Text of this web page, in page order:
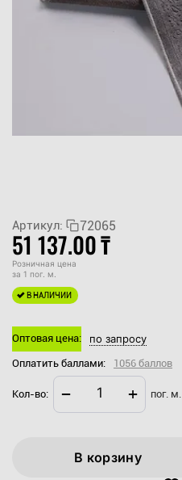
Артикул: 72065
51 137.00₸
Розничная цена
за 1 пог. м.
В НАЛИЧИИ
Оптовая цена: по запросу
Оплатить баллами: 1056 баллов
Кол-во: +
− пог. м.
В корзину